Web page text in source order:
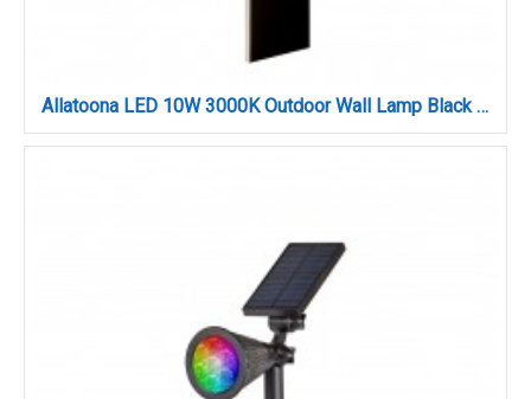
Allatoona LED 10W 3000K Outdoor Wall Lamp Black D:45x80x600 mm (80205711)